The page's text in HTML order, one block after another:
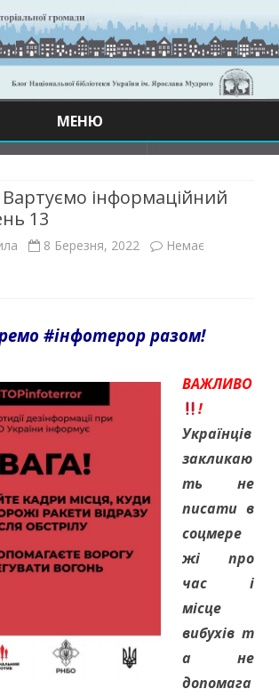
МЕНЮ
інформаційний
13
8 Березня, 2022
Немає
#інфотерор разом!
ВАЖЛИВО
!
Українців
закликаю
ть не
писати в
соцмере
жі про
час і
місце
вибухів т
а не
допомага